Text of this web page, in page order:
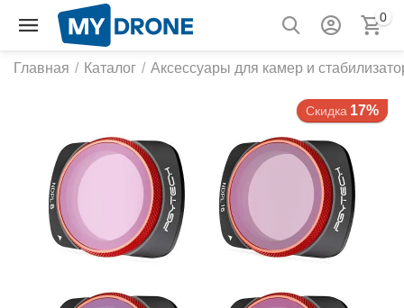
0
Главная / Каталог / Аксессуары для камер и
Скидка 17%